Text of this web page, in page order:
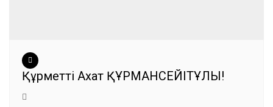
Құрметті Ахат ҚҰРМАНСЕЙІТҰЛЫ!